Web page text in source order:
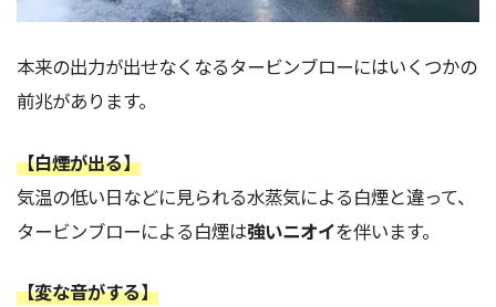
本来の出力が出せなくなるタービンブローにはいくつかの
前兆があります。
【白煙が出る】
気温の低い日などに見られる水蒸気による白煙と違って、
タービンブローによる白煙は強いニオイを伴います。
【変な音がする】